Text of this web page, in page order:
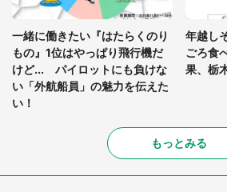
一緒に働きたい『はたらくのり
もの』1位はやっぱり飛行機だ
けど... パイロットにも負けな
い「外航船員」の魅力を伝えた
い！
年越し
ごろ食
果、栃
もっとみる